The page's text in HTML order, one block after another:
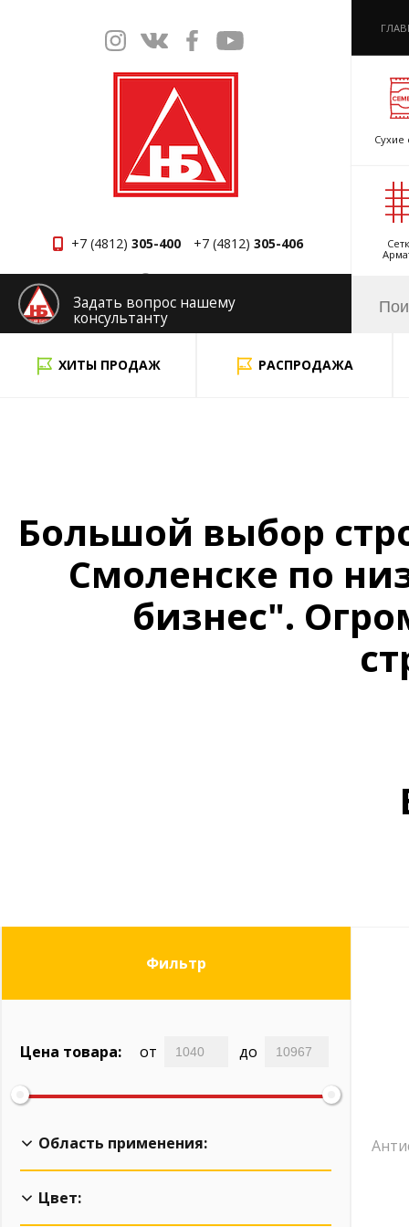
+7 (4812) 305-400 +7 (4812) 305-406
Смоленск
Сухие
Задать вопрос нашему
консультанту
ХИТЫ ПРОДАЖ
РАСПРОДАЖА
Большой выбор
Смоленске по
бизнес".
Фильтр
Цена товара: от до
Область применения:
Для наружных работ
Цвет: